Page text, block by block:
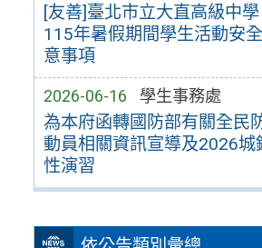
[友善]臺北市立大直高級中學
115年暑假期間學生活動安
意事項
2026-06-16 學生事務處
為本府函轉國防部有關全民
動員相關資訊宣導及2026城
性演習